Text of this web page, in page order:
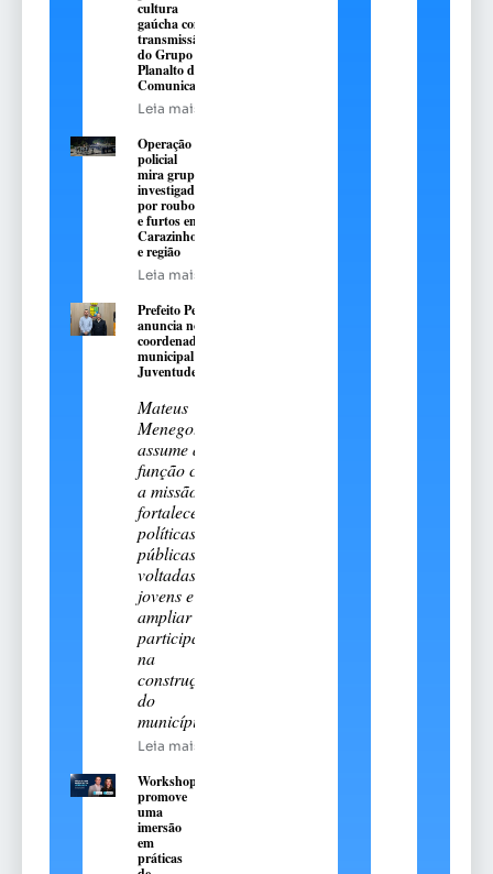
cultura
gaúcha com
transmissão
do Grupo
Planalto de
Comunicação
Leia mais
Operação
policial
mira grupo
investigado
por roubos
e furtos em
Carazinho
e região
Leia mais
Prefeito Pedro
anuncia novo
coordenador
municipal da
Juventude
Mateus
Menegotto
assume a
função com
a missão de
fortalecer
políticas
públicas
voltadas aos
jovens e
ampliar sua
participação
na
construção
do
município
Leia mais
Workshop
promove
uma
imersão
em
práticas